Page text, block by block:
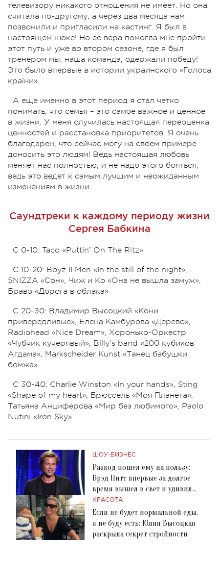
телевизору никакого отношения не имеет. Но она
считала по-другому, а через два месяца нам
позвонили и пригласили на кастинг. Я был в
настоящем шоке! Но ее вера помогла мне пройти
этот путь и уже во втором сезоне, где я был
тренером мы, наша команда, одержали победу!
Это было впервые в истории украинского «Голоса
країни».
А еще именно в этот период я стал четко
понимать, что семья – это самое важное и ценное
в жизни. У меня случилась настоящая переоценка
ценностей и расстановка приоритетов. Я очень
благодарен, что сейчас могу на своем примере
доносить это людям! Ведь настоящая любовь
меняет нас полностью, и не надо этого бояться,
ведь это ведет к самым лучшим и неожиданным
изменениям в жизни.
Саундтреки к каждому периоду жизни
Сергея Бабкина
С 0-10: Taco «Puttin’ On The Ritz»
С 10-20: Boyz II Men «In the still of the night»,
5NIZZA «Сон», Чиж и Ко «Она не вышла замуж»,
Браво «Дорога в облака»
С 20-30: Владимир Высоцкий «Кони
привередливые», Елена Камбурова «Дерево»,
Radiohead «Nice Dream», Хоронько-Оркестр
«Чубчик кучерявый», Billy’s band «200 кубиков
Агдама», Markscheider Kunst «Танец бабушки
бомжа»
С 30-40: Charlie Winston «In your hands», Sting
«Shape of my heart», Брюссель «Моя Планета»,
Татьяна Анциферова «Мир без любимого», Paolo
Nutini «Iron Sky»
ШОУ-БИЗНЕС
Развод пошел ему на пользу:
Брэд Питт впервые за долгое
время вышел в свет и удивил
внешним видом
КРАСОТА
Если не будет нормальной еды,
я не буду есть: Юлия Высоцкая
раскрыла секрет стройности